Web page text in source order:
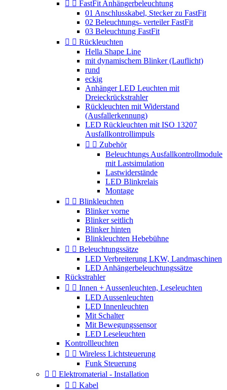
  FastFit Anhängerbeleuchtung
01 Anschlusskabel, Stecker zu FastFit
02 Beleuchtungs- verteiler FastFit
03 Beleuchtung FastFit
  Rückleuchten
Hella Shape Line
mit dynamischem Blinker (Lauflicht)
rund
eckig
Anhänger LED Leuchten mit
Dreieckrückstrahler
Rückleuchten mit Widerstand
(Ausfallerkennung)
LED Rückleuchten mit ISO 13207
Ausfallkontrollimpuls
  Zubehör
Beleuchtungs Ausfallkontrollmodule
mit Lastsimulation
Lastwiderstände
LED Blinkrelais
Montage
  Blinkleuchten
Blinker vorne
Blinker seitlich
Blinker hinten
Blinkleuchten Hebebühne
  Beleuchtungssätze
LED Verbreiterung LKW, Landmaschinen
LED Anhängerbeleuchtungssätze
Rückstrahler
  Innen + Aussenleuchten, Leseleuchten
LED Aussenleuchten
LED Innenleuchten
Mit Schalter
Mit Bewegungssensor
LED Leseleuchten
Kontrollleuchten
  Wireless Lichtsteuerung
Funk Steuerung
  Elektromaterial - Installation
  Kabel